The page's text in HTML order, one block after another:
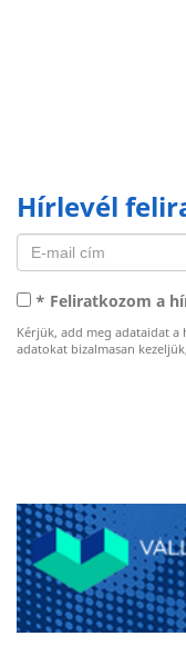
Hírlevél
* Feliratkozom a
Kérjük, add meg adataidat
adatokat bizalmasan